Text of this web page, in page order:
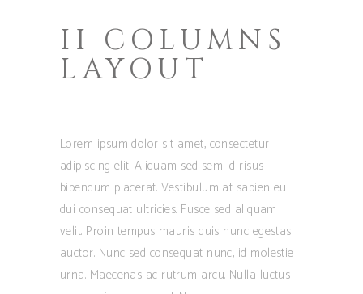
II COLUMNS
LAYOUT
Lorem ipsum dolor sit amet, consectetur
adipiscing elit. Aliquam sed sem id risus
bibendum placerat. Vestibulum at sapien eu
dui consequat ultricies. Fusce sed aliquam
velit. Proin tempus mauris quis nunc egestas
auctor. Nunc sed consequat nunc, id molestie
urna. Maecenas ac rutrum arcu. Nulla luctus